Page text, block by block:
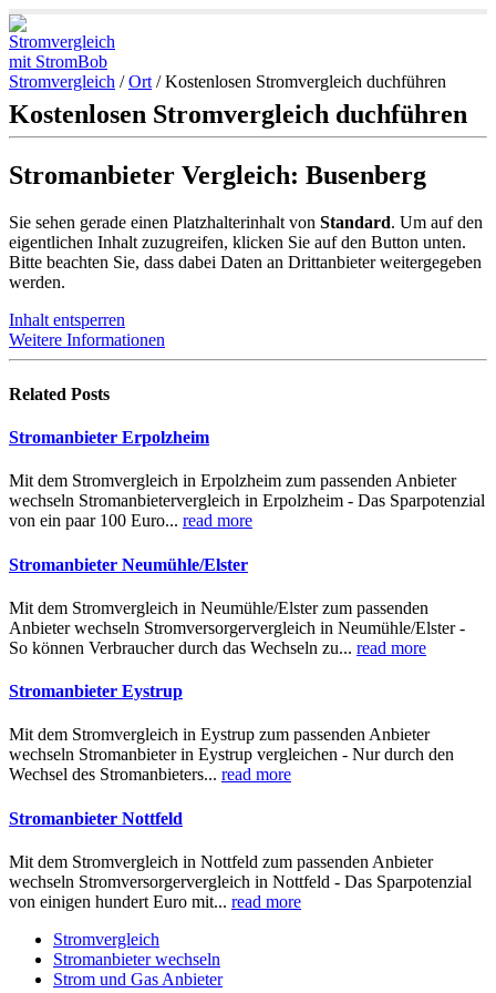
Stromvergleich /Ort /Kostenlosen Stromvergleich duchführen
Kostenlosen Stromvergleich duchführen
Stromanbieter Vergleich: Busenberg
Sie sehen gerade einen Platzhalterinhalt von Standard. Um auf den
eigentlichen Inhalt zuzugreifen, klicken Sie auf den Button unten.
Bitte beachten Sie, dass dabei Daten an Drittanbieter weitergegeben
werden.
Inhalt entsperren
Weitere Informationen
Related Posts
Stromanbieter Erpolzheim
Mit dem Stromvergleich in Erpolzheim zum passenden Anbieter
wechseln Stromanbietervergleich in Erpolzheim - Das Sparpotenzial
von ein paar 100 Euro... read more
Stromanbieter Neumühle/Elster
Mit dem Stromvergleich in Neumühle/Elster zum passenden
Anbieter wechseln Stromversorgervergleich in Neumühle/Elster -
So können Verbraucher durch das Wechseln zu... read more
Stromanbieter Eystrup
Mit dem Stromvergleich in Eystrup zum passenden Anbieter
wechseln Stromanbieter in Eystrup vergleichen - Nur durch den
Wechsel des Stromanbieters... read more
Stromanbieter Nottfeld
Mit dem Stromvergleich in Nottfeld zum passenden Anbieter
wechseln Stromversorgervergleich in Nottfeld - Das Sparpotenzial
von einigen hundert Euro mit... read more
Stromvergleich
Stromanbieter wechseln
Strom und Gas Anbieter